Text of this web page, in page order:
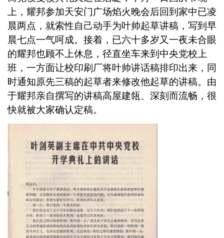
上，耀邦参加天安门广场焰火晚会后回到家中已凌
晨两点，就索性自己动手为叶帅起草讲稿，写到早
晨七点一气呵成。接着，已六十多岁又一夜未合眼
的耀邦也顾不上休息，径直坐车来到中央党校上
班，一方面让校印刷厂将叶帅讲话稿排印出来，同
时通知原先三稿的起草者来修改他起草的讲稿。由
于耀邦亲自撰写的讲稿高屋建瓴、深刻而流畅，很
快就被大家确认定稿。